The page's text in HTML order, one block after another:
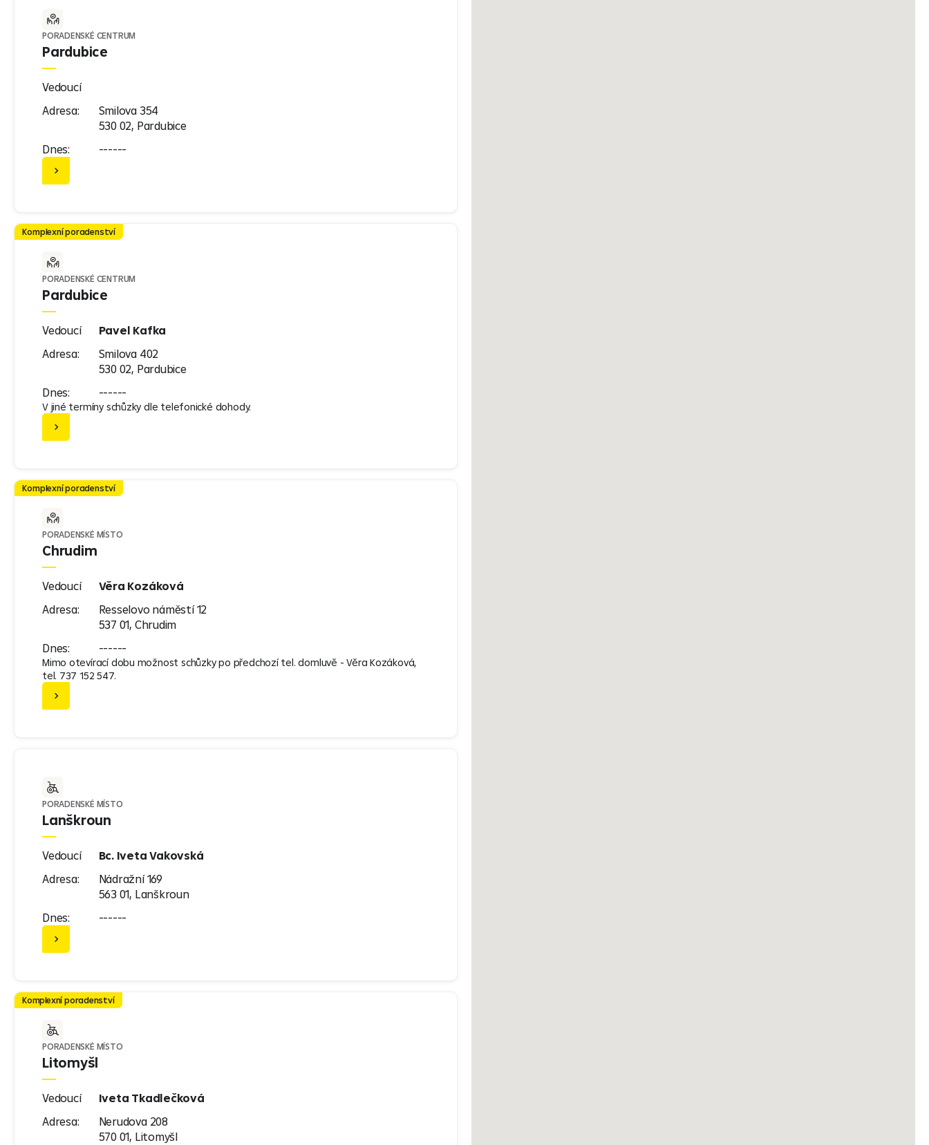
PORADENSKÉ CENTRUM
Pardubice
Vedoucí
Adresa:
Smilova 354
530 02, Pardubice
Dnes:
------
Komplexní poradenství
PORADENSKÉ CENTRUM
Pardubice
Vedoucí
Pavel Kafka
Adresa:
Smilova 402
530 02, Pardubice
Dnes:
------
V jiné termíny schůzky dle telefonické dohody.
Komplexní poradenství
PORADENSKÉ MÍSTO
Chrudim
Vedoucí
Věra Kozáková
Adresa:
Resselovo náměstí 12
537 01, Chrudim
Dnes:
------
Mimo otevírací dobu možnost schůzky po předchozí tel. domluvě - Věra Kozáková,
tel. 737 152 547.
PORADENSKÉ MÍSTO
Lanškroun
Vedoucí
Bc. Iveta Vakovská
Adresa:
Nádražní 169
563 01, Lanškroun
Dnes:
------
Komplexní poradenství
PORADENSKÉ MÍSTO
Litomyšl
Vedoucí
Iveta Tkadlečková
Adresa:
Nerudova 208
570 01, Litomyšl